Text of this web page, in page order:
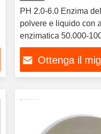
PH 2.0-6.0 Enzima
polvere e liquido con
enzimatica 50.000-
Ottenga il